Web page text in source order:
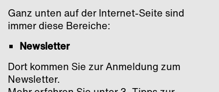
Ganz unten auf der Internet-Seite sind
immer diese Bereiche:
Newsletter
Dort kommen Sie zur Anmeldung zum
Newsletter.